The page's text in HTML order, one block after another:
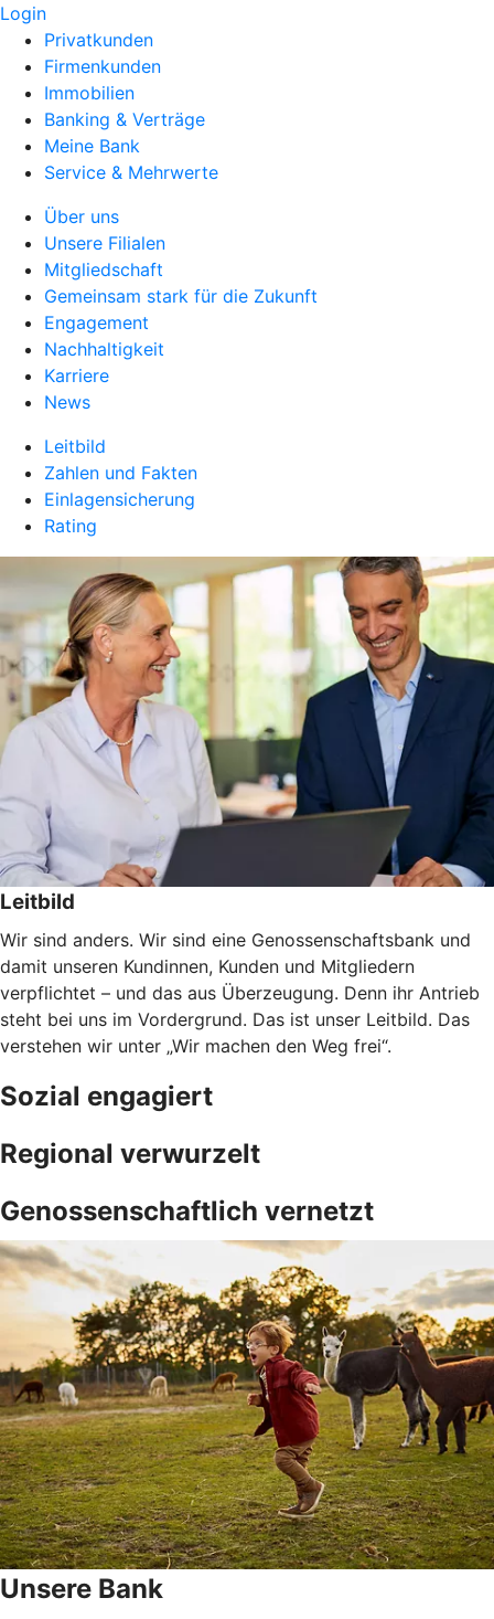
Login
Privatkunden
Firmenkunden
Immobilien
Banking & Verträge
Meine Bank
Service & Mehrwerte
Über uns
Unsere Filialen
Mitgliedschaft
Gemeinsam stark für die Zukunft
Engagement
Nachhaltigkeit
Karriere
News
Leitbild
Zahlen und Fakten
Einlagensicherung
Rating
Leitbild
Wir sind anders. Wir sind eine Genossenschaftsbank und
damit unseren Kundinnen, Kunden und Mitgliedern
verpflichtet – und das aus Überzeugung. Denn ihr Antrieb
steht bei uns im Vordergrund. Das ist unser Leitbild. Das
verstehen wir unter „Wir machen den Weg frei“.
Sozial engagiert
Regional verwurzelt
Genossenschaftlich vernetzt
Unsere Bank